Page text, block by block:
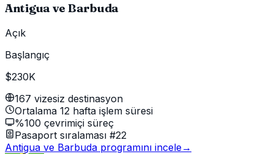
Antigua ve Barbuda
Açık
Başlangıç
$230K
167 vizesiz destinasyon
Ortalama 12 hafta işlem süresi
%100 çevrimiçi süreç
Pasaport sıralaması #22
Antigua ve Barbuda programını incele→